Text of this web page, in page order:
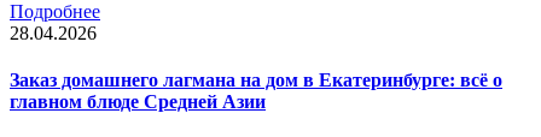
Подробнее
28.04.2026
Заказ домашнего лагмана на дом в Екатеринбурге: всё о
главном блюде Средней Азии